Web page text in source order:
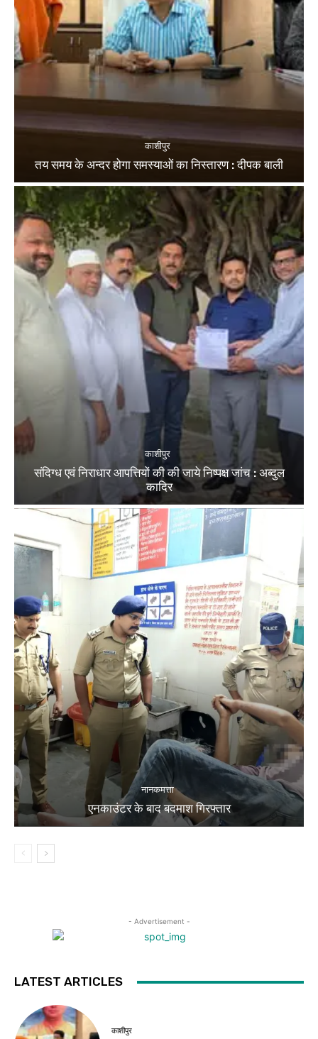
काशीपुर
तय समय के अन्दर होगा समस्याओं का निस्तारण : दीपक बाली
काशीपुर
संदिग्ध एवं निराधार आपत्तियों की की जाये निष्पक्ष जांच : अब्दुल
कादिर
नानकमत्ता
एनकाउंटर के बाद बदमाश गिरफ्तार
- Advertisement -
LATEST ARTICLES
काशीपुर